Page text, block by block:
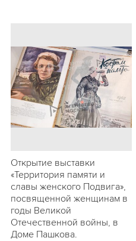
Открытие выставки
«Территория памяти и
славы женского Подвига»,
посвященной женщинам в
годы Великой
Отечественной войны, в
Доме Пашкова.